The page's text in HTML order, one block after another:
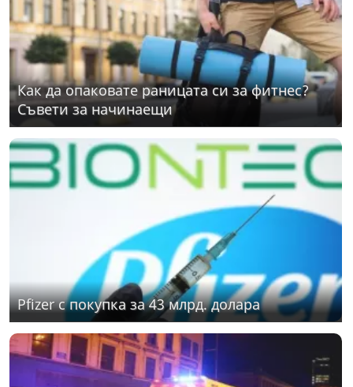
Как да опаковате раницата си за фитнес?
Съвети за начинаещи
Pfizer с покупка за 43 млрд. долара